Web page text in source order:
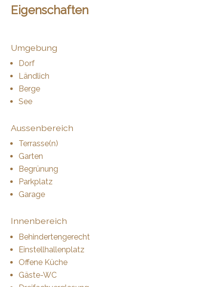
Eigenschaften
Umgebung
Dorf
Ländlich
Berge
See
Aussenbereich
Terrasse(n)
Garten
Begrünung
Parkplatz
Garage
Innenbereich
Behindertengerecht
Einstellhallenplatz
Offene Küche
Gäste-WC